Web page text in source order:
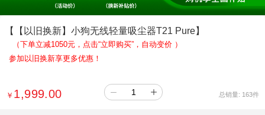
【【以旧换新】小狗无线轻量吸尘器T21 Pure】
（下单立减1050元，点击“立即购买”，自动变价 ）
参加以旧换新享更多优惠！
￥ 1,999.00 总销量: 163件